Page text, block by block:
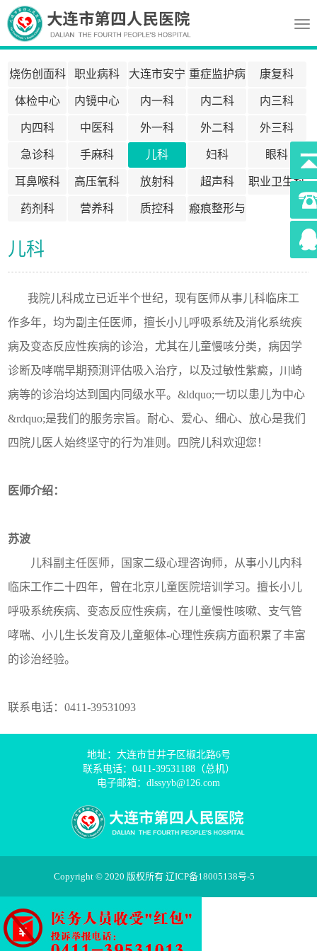
烧伤创面科 职业病科 大连市安宁
疗护中心
重症监护病
房ICU
康复科
体检中心 内镜中心 内一科 内二科 内三科
内四科 中医科 外一科 外二科 外三科
急诊科 手麻科 儿科 妇科 眼科
耳鼻喉科 高压氧科 放射科 超声科 职业卫生科
药剂科 营养科 质控科 瘢痕整形与
儿科
我院儿科成立已近半个世纪，现有医师从事儿科临床工
作多年，均为副主任医师，擅长小儿呼吸系统及消化系统疾
病及变态反应性疾病的诊治，尤其在儿童慢咳分类，病因学
诊断及哮喘早期预测评估吸入治疗，以及过敏性紫癜，川崎
病等的诊治均达到国内同级水平。&ldquo;一切以患儿为中心
&rdquo;是我们的服务宗旨。耐心、爱心、细心、放心是我们
四院儿医人始终坚守的行为准则。四院儿科欢迎您！
医师介绍：
苏波
儿科副主任医师，国家二级心理咨询师，从事小儿内科
临床工作二十四年，曾在北京儿童医院培训学习。擅长小儿
呼吸系统疾病、变态反应性疾病，在儿童慢性咳嗽、支气管
哮喘、小儿生长发育及儿童躯体-心理性疾病方面积累了丰富
的诊治经验。
联系电话：0411-39531093
地址：大连市甘井子区椒北路6号
联系电话：0411-39531188（总机）
电子邮箱：dlssyyb@126.com
Copyright © 2020 版权所有 辽ICP备18005138号-5